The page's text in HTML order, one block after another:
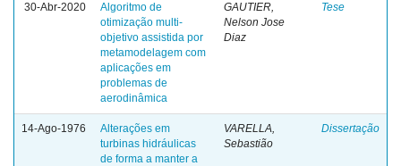
30-Abr-2020
Algoritmo de
otimização multi-
objetivo assistida por
metamodelagem com
aplicações em
problemas de
aerodinâmica
GAUTIER,
Nelson Jose
Diaz
Tese
14-Ago-1976
Alterações em
turbinas hidráulicas
de forma a manter a
VARELLA,
Sebastião
Dissertação